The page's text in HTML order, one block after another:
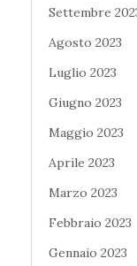
Settembre
Agosto 2023
Luglio 2023
Giugno 2023
Maggio 2023
Aprile 2023
Marzo 2023
Febbraio 2023
Gennaio 2023